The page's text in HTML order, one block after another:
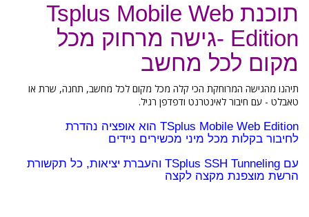
תוכנת Tsplus Mobile Web
Edition -גישה מרחוק מכל
מקום לכל מחשב
תיהנו מהגישה המרוחקת הכי קלה מכל מקום לכל מחשב, תחנה, שרת או
טאבלט - עם חיבור לאינטרנט ודפדפן רגיל.
TSplus Mobile Web Edition הוא אופציה נהדרת
לחיבור בקלות מכל מיני מכשירים ניידים
עם TSplus SSH Tunneling והעברת יציאות, כל תקשורת
הרשת מוצפנת מקצה לקצה